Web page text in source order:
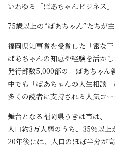
いわゆる「ばあちゃんビジネス」
75歳以上の“ばあちゃん”たちが
福岡県知事賞を受賞した「密な干
ばあちゃんの知恵や経験を活か
発行部数5,000部の「ばあちゃん
中でも「ばあちゃんの人生相談」
多くの読者に支持される人気コー
舞台となる福岡県うきは市は、
人口約3万人弱のうち、35％以上
20年後には、人口のほぼ半分が